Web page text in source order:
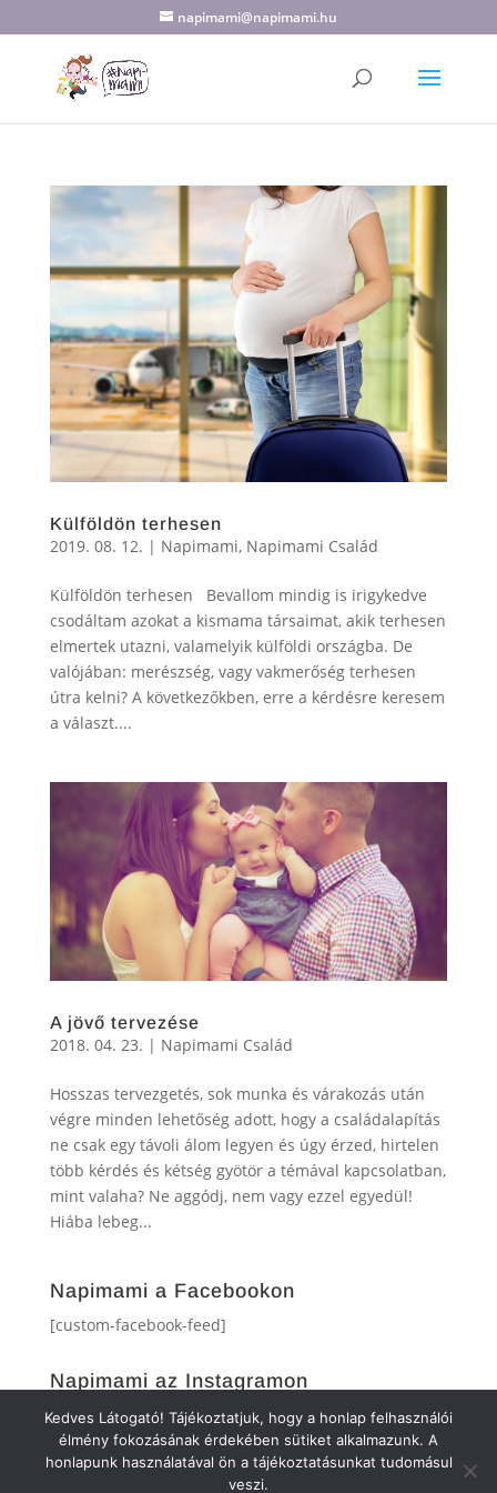
napimami@napimami.hu
Külföldön terhesen
2019. 08. 12. | Napimami, Napimami Család
Külföldön terhesen Bevallom mindig is irigykedve
csodáltam azokat a kismama társaimat, akik terhesen
elmertek utazni, valamelyik külföldi országba. De
valójában: merészség, vagy vakmerőség terhesen
útra kelni? A következőkben, erre a kérdésre keresem
a választ....
A jövő tervezése
2018. 04. 23. | Napimami Család
Hosszas tervezgetés, sok munka és várakozás után
végre minden lehetőség adott, hogy a családalapítás
ne csak egy távoli álom legyen és úgy érzed, hirtelen
több kérdés és kétség gyötör a témával kapcsolatban,
mint valaha? Ne aggódj, nem vagy ezzel egyedül!
Hiába lebeg...
Napimami a Facebookon
[custom-facebook-feed]
Napimami az Instagramon
[instagram-feed]
Kedves Látogató! Tájékoztatjuk, hogy a honlap felhasználói
élmény fokozásának érdekében sütiket alkalmazunk. A
honlapunk használatával ön a tájékoztatásunkat tudomásul
veszi.